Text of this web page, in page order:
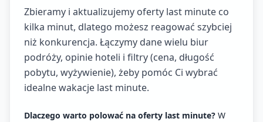
Zbieramy i aktualizujemy oferty last minute co
kilka minut, dlatego możesz reagować szybciej
niż konkurencja. Łączymy dane wielu biur
podróży, opinie hoteli i filtry (cena, długość
pobytu, wyżywienie), żeby pomóc Ci wybrać
idealne wakacje last minute.
Dlaczego warto polować na oferty last minute? W